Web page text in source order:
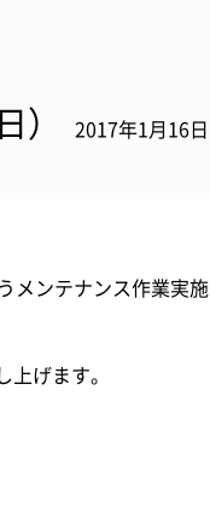
） 2017年1月16日
メンテナンス作業実施
げます。